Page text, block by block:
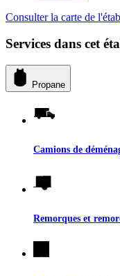
Consulter la carte de
Services dans cet
Propane
Camions de
Remorques et